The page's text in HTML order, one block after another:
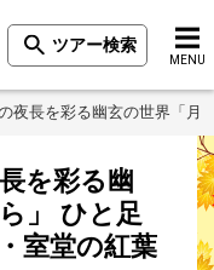
ツアー検索
MENU
夜長を彩る幽玄の世界「
を彩る幽
」 ひと足
室堂の紅葉